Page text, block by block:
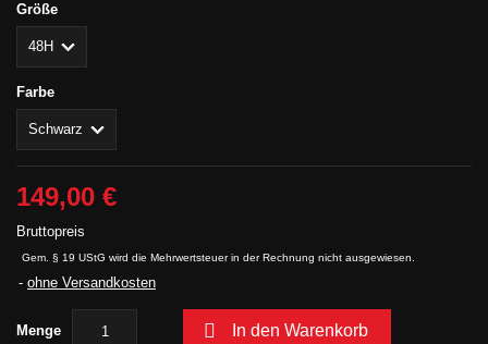
Größe
Farbe
149,00 €
Bruttopreis
Gem. § 19 UStG wird die Mehrwertsteuer in der Rechnung nicht ausgewiesen.
ohne Versandkosten
Menge  In den Warenkorb